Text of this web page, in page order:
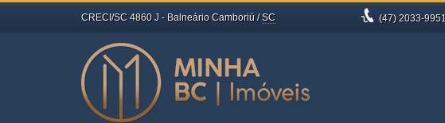
CRECI/SC 4860 J - Balneário Camboriú /SC (47) 2033-9951